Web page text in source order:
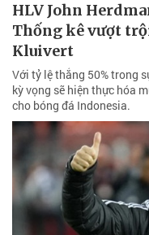
HLV John
Thống kê vượt
Kluivert
Với tỷ lệ thắng 50% trong
kỳ vọng sẽ hiện thực hóa
cho bóng đá Indonesia.